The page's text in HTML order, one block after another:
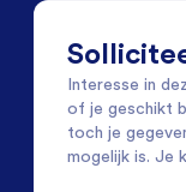
Interesse in
of je geschikt
toch je
mogelijk is. Je